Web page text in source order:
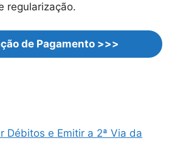
regularização.
de Pagamento >>>
Débitos e Emitir a 2ª Via da